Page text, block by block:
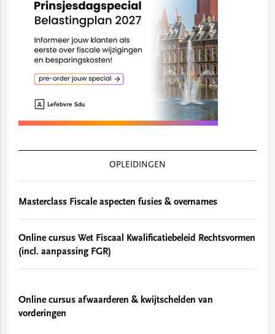
OPLEIDINGEN
Masterclass Fiscale aspecten fusies & overnames
Online cursus Wet Fiscaal Kwalificatiebeleid Rechtsvormen
(incl. aanpassing FGR)
Online cursus afwaarderen & kwijtschelden van
vorderingen